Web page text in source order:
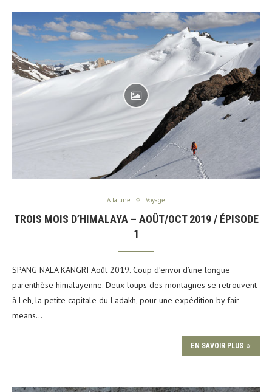
A la une Voyage
TROIS MOIS D’HIMALAYA – AOÛT/OCT 2019 / ÉPISODE
1
SPANG NALA KANGRI Août 2019. Coup d’envoi d’une longue
parenthèse himalayenne. Deux loups des montagnes se retrouvent
à Leh, la petite capitale du Ladakh, pour une expédition by fair
means…
EN SAVOIR PLUS